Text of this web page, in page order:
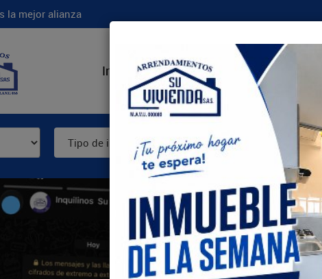
la mejor alianza
Inicio Nosotros Ventas
Tipo de inmueble Todas las ciudades